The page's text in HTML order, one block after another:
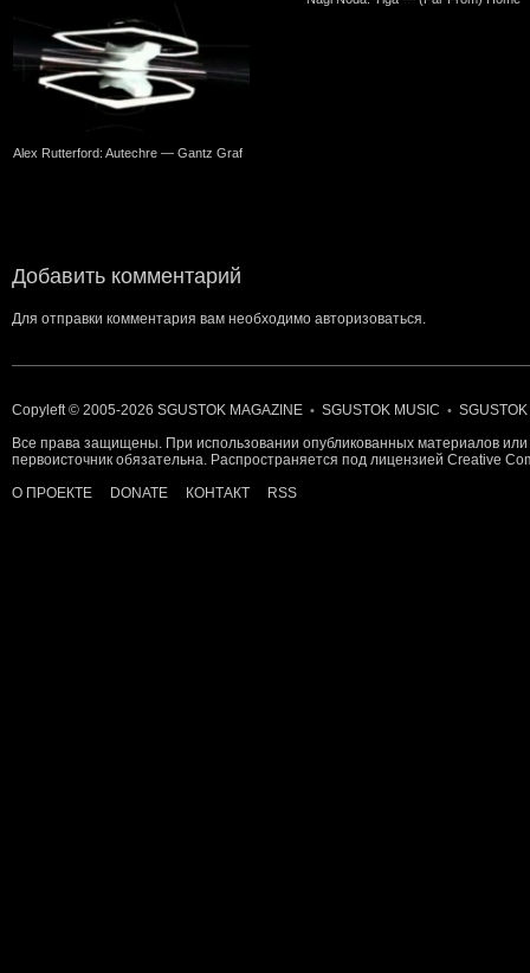
Alex Rutterford: Autechre — Gantz Graf
Добавить комментарий
Для отправки комментария вам необходимо авторизоваться.
Copyleft © 2005-2026 SGUSTOK MAGAZINE • SGUSTOK MUSIC •
Все права защищены. При использовании опубликованных материалов
первоисточник обязательна. Распространяется под лицензией Creative
О ПРОЕКТЕ
DONATE КОНТАКТ RSS